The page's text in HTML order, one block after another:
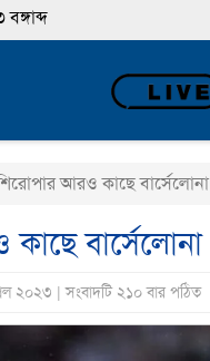
আরও কাছে বার্সেলোনা
বার্সেলোনা
২০২৩ | সংবাদটি ২১০ বার পঠিত